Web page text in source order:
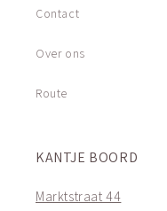
Contact
Over ons
Route
KANTJE BOORD
Marktstraat 44